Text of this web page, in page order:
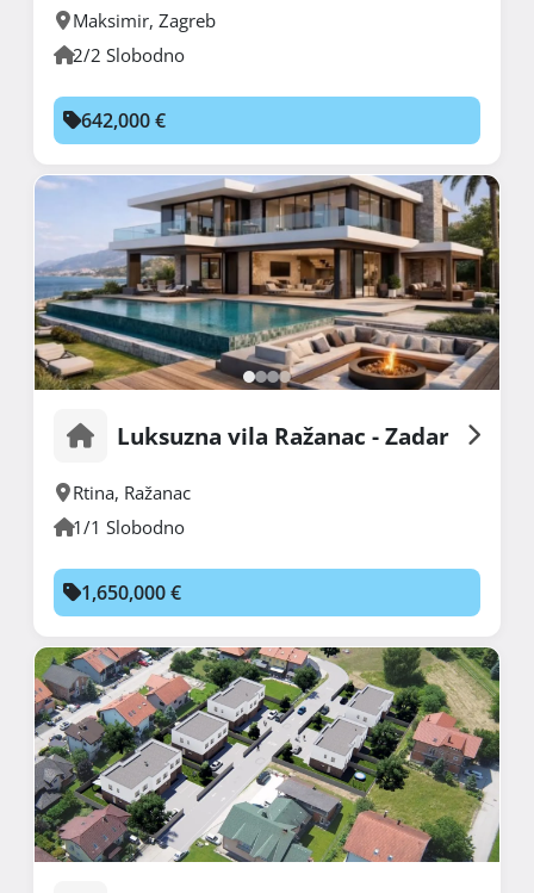
Maksimir, Zagreb
2/2 Slobodno
642,000 €
Luksuzna vila Ražanac - Zadar
Rtina, Ražanac
1/1 Slobodno
1,650,000 €